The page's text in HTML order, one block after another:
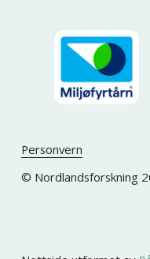
Personvern
© Nordlandsforskning